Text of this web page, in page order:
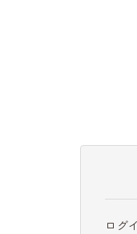
ログ